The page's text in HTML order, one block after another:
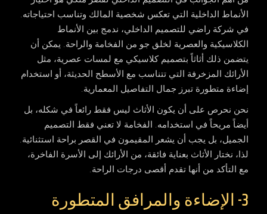
الأنماط الداخلية التي تعكس شخصية المالك وتناسب احتياجاته.
في شركة راضي للتصميم الداخلي، ندمج بين الأنماط
الكلاسيكية والعصرية لخلق جو من الفخامة والراحة. يمكن أن
يتضمن ذلك أثاثاً بتصميم كلاسيكي مع لمسات عصرية، مثل
الأرائك المزخرفة التي تتناسب مع الأسطح الحديثة، أو استخدام
إضاءة متطورة تبرز جمال التفاصيل المعمارية.
نحن نحرص على أن يكون الأثاث ليس فقط رائعاً في شكله، بل
أيضاً مريحاً في استخدامه. الفخامة لا تعني فقط التصميم
الجميل، بل يجب أن يشعر المقيمون في القصر براحة استثنائية.
لذا، نختار الأثاث بعناية فائقة، من الأرائك إلى الأسرة الفاخرة،
مع التأكد من أنها تقدم أقصى درجات الراحة.
3- الإضاءة والمرافق المتطورة